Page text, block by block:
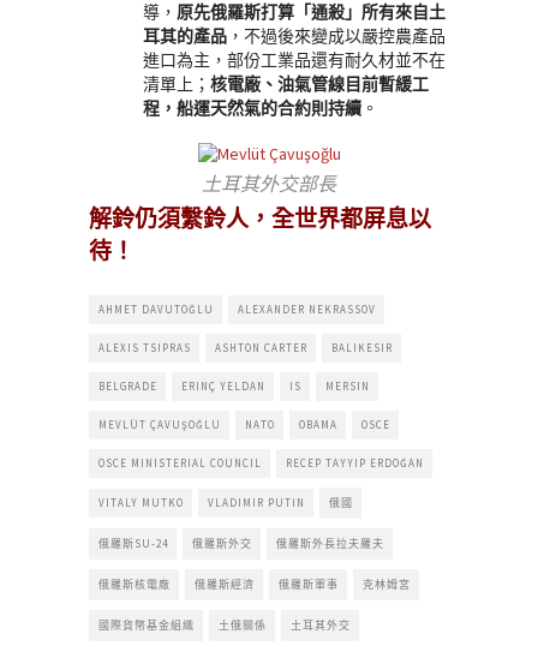
導， 原先俄羅斯打算「通殺」所有來自土
耳其的產品 ，不過後來變成以嚴控農產品
進口為主，部份工業品還有耐久材並不在
清單上； 核電廠、油氣管線目前暫緩工
程，船運天然氣的合約則持續 。
土耳其外交部長
解鈴仍須繫鈴人，全世界都屏息以
待！
AHMET DAVUTOĞLU ALEXANDER NEKRASSOV
ALEXIS TSIPRAS ASHTON CARTER BALIKESIR
BELGRADE ERINÇ YELDAN IS MERSIN
MEVLÜT ÇAVUŞOĞLU NATO OBAMA OSCE
OSCE MINISTERIAL COUNCIL RECEP TAYYIP ERDOĞAN
VITALY MUTKO VLADIMIR PUTIN 俄國
俄羅斯SU-24 俄羅斯外交 俄羅斯外長拉夫羅夫
俄羅斯核電廠 俄羅斯經濟 俄羅斯軍事 克林姆宮
國際貨幣基金組織 土俄關係 土耳其外交